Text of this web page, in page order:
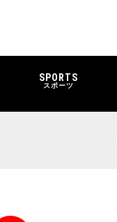
SPORTS
スポーツ